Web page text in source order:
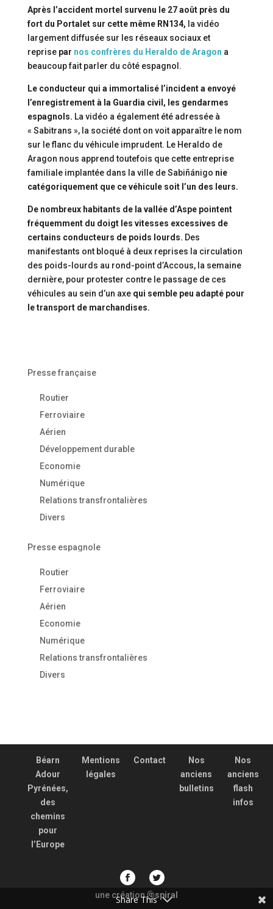
Après l’accident mortel survenu le 27 août près du
fort du Portalet sur cette même RN134, la vidéo
largement diffusée sur les réseaux sociaux et
reprise par nos confrères du Heraldo de Aragon a
beaucoup fait parler du côté espagnol.
Le conducteur qui a immortalisé l’incident a envoyé
l’enregistrement à la Guardia civil, les gendarmes
espagnols. La vidéo a également été adressée à
« Sabitrans », la société dont on voit apparaître le nom
sur le flanc du véhicule imprudent. Le Heraldo de
Aragon nous apprend toutefois que cette entreprise
familiale implantée dans la ville de Sabiñánigo nie
catégoriquement que ce véhicule soit l’un des leurs.
De nombreux habitants de la vallée d’Aspe pointent
fréquemment du doigt les vitesses excessives de
certains conducteurs de poids lourds. Des
manifestants ont bloqué à deux reprises la circulation
des poids-lourds au rond-point d’Accous, la semaine
dernière, pour protester contre le passage de ces
véhicules au sein d’un axe qui semble peu adapté pour
le transport de marchandises.
Presse française
Routier
Ferroviaire
Aérien
Développement durable
Economie
Numérique
Relations transfrontalières
Divers
Presse espagnole
Routier
Ferroviaire
Aérien
Economie
Numérique
Relations transfrontalières
Divers
Béarn
Adour
Pyrénées,
des
chemins
pour
l’Europe
Mentions
légales
Contact
Nos
anciens
bulletins
Nos
anciens
flash
infos
une création@spiral
Share This